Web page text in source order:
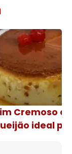
Cremoso
ideal